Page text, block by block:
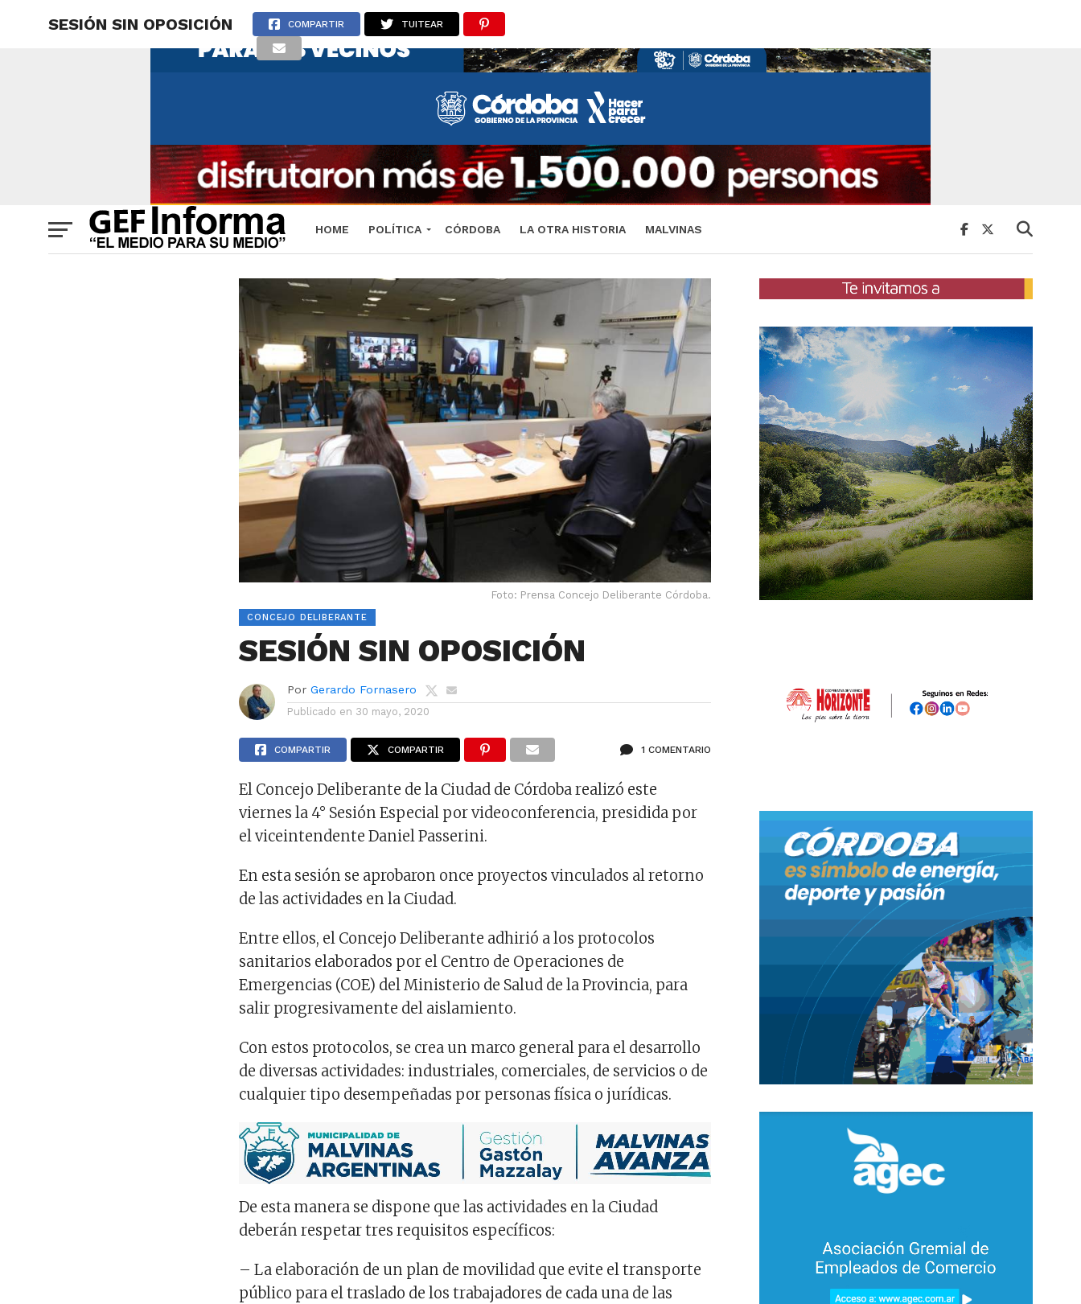
HOME POLÍTICA CÓRDOBA LA OTRA HISTORIA MALVINAS
SESIÓN SIN OPOSICIÓN COMPARTIR TUITEAR
Foto: Prensa Concejo Deliberante Córdoba.
CONCEJO DELIBERANTE
SESIÓN SIN OPOSICIÓN
Por Gerardo Fornasero
Publicado en 30 mayo, 2020
COMPARTIR COMPARTIR 1 COMENTARIO
El Concejo Deliberante de la Ciudad de Córdoba realizó este
viernes la 4° Sesión Especial por videoconferencia, presidida por
el viceintendente Daniel Passerini.
En esta sesión se aprobaron once proyectos vinculados al retorno
de las actividades en la Ciudad.
Entre ellos, el Concejo Deliberante adhirió a los protocolos
sanitarios elaborados por el Centro de Operaciones de
Emergencias (COE) del Ministerio de Salud de la Provincia, para
salir progresivamente del aislamiento.
Con estos protocolos, se crea un marco general para el desarrollo
de diversas actividades: industriales, comerciales, de servicios o de
cualquier tipo desempeñadas por personas física o jurídicas.
De esta manera se dispone que las actividades en la Ciudad
deberán respetar tres requisitos específicos:
– La elaboración de un plan de movilidad que evite el transporte
público para el traslado de los trabajadores de cada una de las